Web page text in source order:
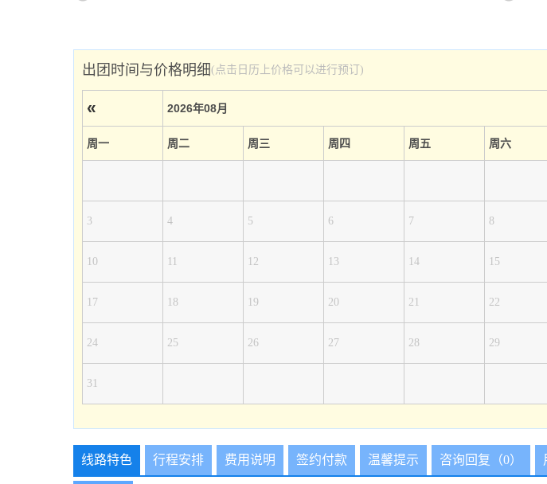
出团时间与价格明细(点击日历上价格可以进行预订)
« 2026年08月
周一 周二 周三 周四 周五 周六
3 4 5 6 7 8
10 11 12 13 14 15
17 18 19 20 21 22
24 25 26 27 28 29
31
线路特色 行程安排 费用说明 签约付款 温馨提示 咨询回复（0）